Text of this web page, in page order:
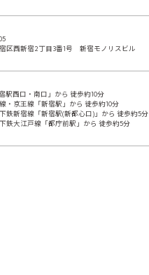
区西新宿2丁目3番1号 新宿モノリスビル
駅西口・南口」から 徒歩約10分
・京王線「新宿駅」から 徒歩約10分
鉄新宿線「新宿駅(新都心口)」から 徒歩約5分
鉄大江戸線「都庁前駅」から 徒歩約5分